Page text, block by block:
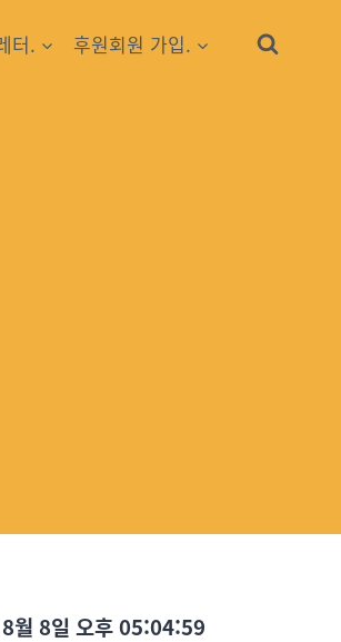
터. 후원회원 가입.
월 8일 오후 05:05:00